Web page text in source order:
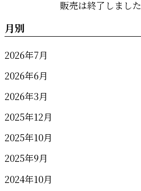
販売は終了しました
月別
2026年7月
2026年6月
2026年3月
2025年12月
2025年10月
2025年9月
2024年10月